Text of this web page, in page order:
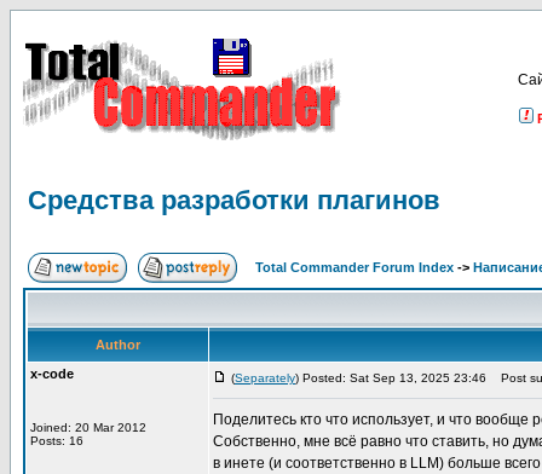
Средства разработки плагинов
Total Commander Forum Index ->
Author
x-code
Joined: 20 Mar 2012
Posts: 16
(Separately) Posted: Sat Sep 13, 2025 23:46 Post
Поделитесь кто что использует, и что вообще
Собственно, мне всё равно что ставить, но
в инете (и соответственно в LLM) больше